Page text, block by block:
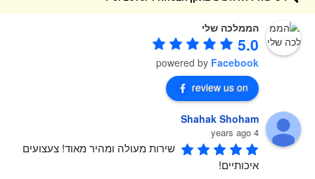
הממלכה שלי
5.0
powered byFacebook
review us on
Shahak Shoham
4 years ago
שירות מעולה ומהיר מאוד! צעצועים
איכותיים!